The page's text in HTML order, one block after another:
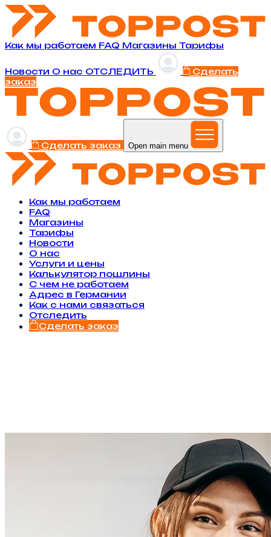
Как мы работаем FAQ Магазины Тарифы
Новости O нас ОТСЛЕДИТЬ
Сделать
заказ
Сделать заказ Open main menu
Как мы работаем
FAQ
Магазины
Тарифы
Новости
O нас
Услуги и цены
Калькулятор пошлины
С чем не работаем
Адрес в Германии
Как с нами связаться
Отследить
Сделать заказ